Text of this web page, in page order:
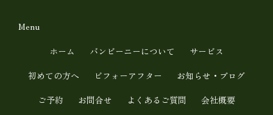
t
b
e
Menu
ホーム バンビーニーについて
サービス
初めての方へ
ビフォーアフター
お知らせ・ブログ
ご予約
お問合せ よくあるご質問
会社概要